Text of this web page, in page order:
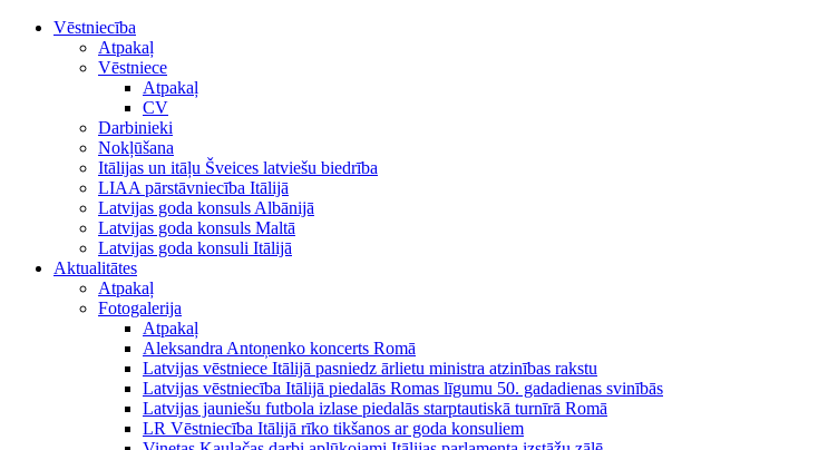
Vēstniecība
Atpakaļ
Vēstniece
Atpakaļ
CV
Darbinieki
Nokļūšana
Itālijas un itāļu Šveices latviešu biedrība
LIAA pārstāvniecība Itālijā
Latvijas goda konsuls Albānijā
Latvijas goda konsuls Maltā
Latvijas goda konsuli Itālijā
Aktualitātes
Atpakaļ
Fotogalerija
Atpakaļ
Aleksandra Antoņenko koncerts Romā
Latvijas vēstniece Itālijā pasniedz ārlietu ministra atzinības rakstu
Latvijas vēstniecība Itālijā piedalās Romas līgumu 50. gadadienas svinībās
Latvijas jauniešu futbola izlase piedalās starptautiskā turnīrā Romā
LR Vēstniecība Itālijā rīko tikšanos ar goda konsuliem